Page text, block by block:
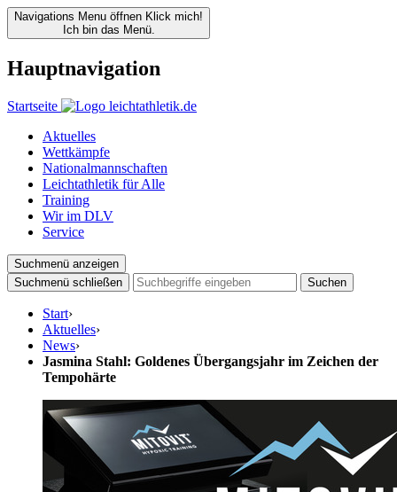
Navigations Menu öffnen Klick mich!
Ich bin das Menü.
Hauptnavigation
Startseite
Aktuelles
Wettkämpfe
Nationalmannschaften
Leichtathletik für Alle
Training
Wir im DLV
Service
Suchmenü anzeigen
Suchmenü schließen
Suchen
Start›
Aktuelles›
News›
Jasmina Stahl: Goldenes Übergangsjahr im Zeichen der
Tempohärte